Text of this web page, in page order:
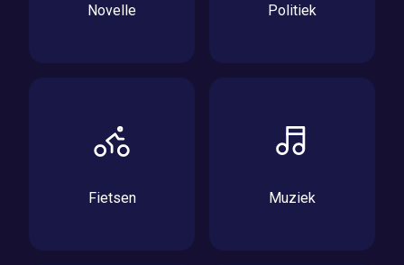
Novelle Politiek
Fietsen Muziek